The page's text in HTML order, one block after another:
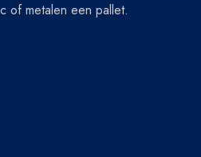
of metalen een pallet.